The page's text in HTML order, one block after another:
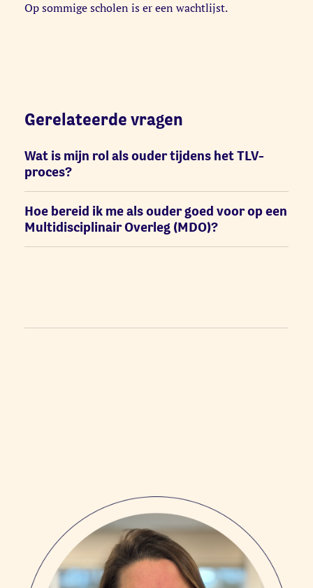
Op sommige scholen is er een wachtlijst.
Gerelateerde vragen
Wat is mijn rol als ouder tijdens het TLV-
proces?
Hoe bereid ik me als ouder goed voor op een
Multidisciplinair Overleg (MDO)?